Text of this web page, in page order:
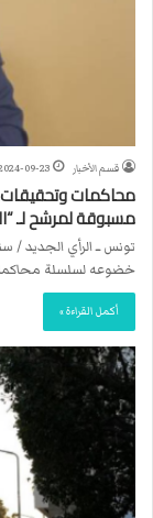
قسم الأخبار 09-23
محاكمات
مسبوقة لمرشح لـ
تونس ــ الرأي الجديد /
خضوعه لسلسلة
أكمل القراءة »